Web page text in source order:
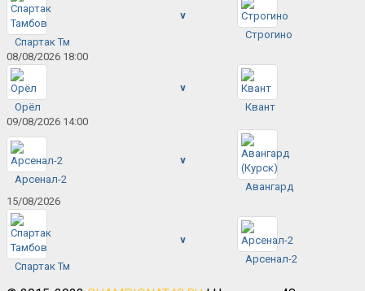
Спартак Тм
v
Строгино
08/08/2026 18:00
Орёл
v
Квант
09/08/2026 14:00
Арсенал-2
v
Авангард
15/08/2026
Спартак Тм
v
Арсенал-2